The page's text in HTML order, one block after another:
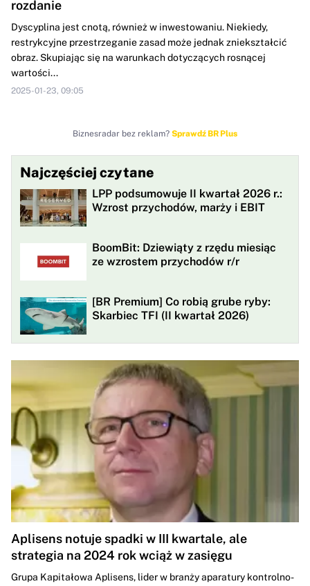
rozdanie
Dyscyplina jest cnotą, również w inwestowaniu. Niekiedy,
restrykcyjne przestrzeganie zasad może jednak zniekształcić
obraz. Skupiając się na warunkach dotyczących rosnącej
wartości...
2025-01-23, 09:05
Biznesradar bez reklam? Sprawdź BR Plus
Najczęściej czytane
LPP podsumowuje II kwartał 2026 r.:
Wzrost przychodów, marży i EBIT
BoomBit: Dziewiąty z rzędu miesiąc
ze wzrostem przychodów r/r
[BR Premium] Co robią grube ryby:
Skarbiec TFI (II kwartał 2026)
Aplisens notuje spadki w III kwartale, ale
strategia na 2024 rok wciąż w zasięgu
Grupa Kapitałowa Aplisens, lider w branży aparatury kontrolno-